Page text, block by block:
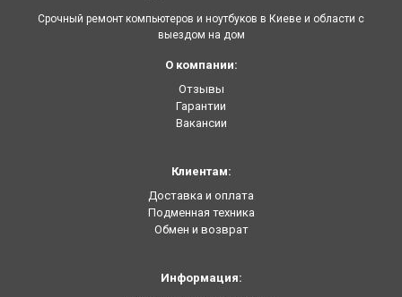
Срочный ремонт компьютеров и ноутбуков в Киеве и области с
выездом на дом
О компании:
Отзывы
Гарантии
Вакансии
Клиентам:
Доставка и оплата
Подменная техника
Обмен и возврат
Информация: